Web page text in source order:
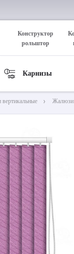
Конструктор
рольштор
Карнизы
Жалюзи